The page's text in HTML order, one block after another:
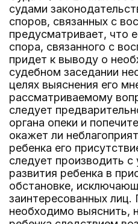
судами
споров, связанных с
предусматривает, что
спора, связанного с
придет к выводу о
судебном заседании
целях выяснения его
рассматриваемому
следует
органа опеки и
окажет ли
ребенка его
следует производить с
развития ребенка в
обстановке,
заинтересованных
необходимо выяснить,